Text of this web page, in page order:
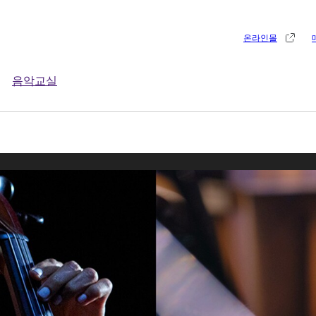
음악교실
온라인몰